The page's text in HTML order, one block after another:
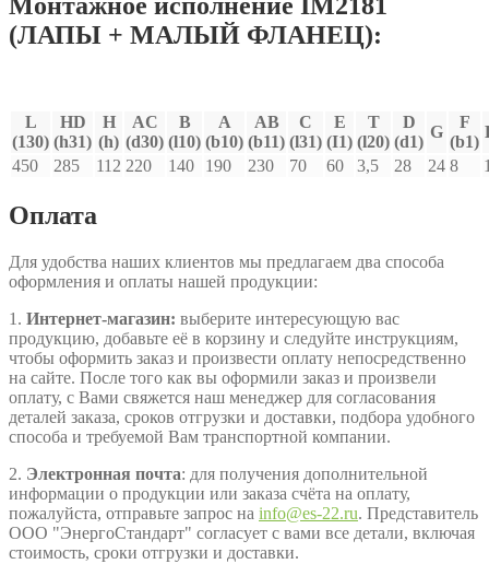
Монтажное исполнение IM2181
(ЛАПЫ + МАЛЫЙ ФЛАНЕЦ):
L
(130)
HD
(h31)
H
(h)
AC
(d30)
В
(l10)
A
(b10)
AB
(b11)
C
(l31)
E
(I1)
T
(l20)
D
(d1)
G
F
(b1)
450
285 112 220 140 190 230 70 60 3,5 28 24 8
Оплата
Для удобства наших клиентов мы предлагаем два способа
оформления и оплаты нашей продукции:
1. Интернет-магазин: выберите интересующую вас
продукцию, добавьте её в корзину и следуйте инструкциям,
чтобы оформить заказ и произвести оплату непосредственно
на сайте. После того как вы оформили заказ и произвели
оплату, с Вами свяжется наш менеджер для согласования
деталей заказа, сроков отгрузки и доставки, подбора удобного
способа и требуемой Вам транспортной компании.
2. Электронная почта: для получения дополнительной
информации о продукции или заказа счёта на оплату,
пожалуйста, отправьте запрос на info@es-22.ru. Представитель
ООО "ЭнергоСтандарт" согласует с вами все детали, включая
стоимость, сроки отгрузки и доставки.